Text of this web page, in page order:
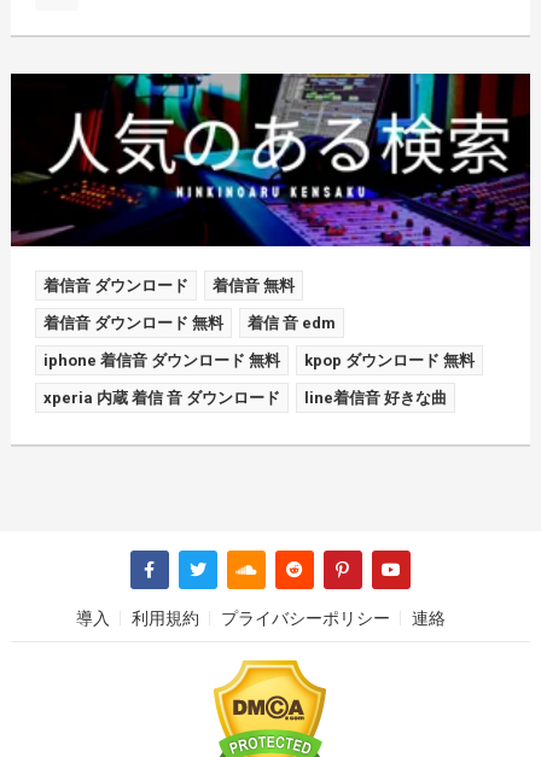
着信音 ダウンロード 着信音 無料
着信音 ダウンロード 無料 着信 音 edm
iphone 着信音 ダウンロード 無料 kpop ダウンロード 無料
xperia 内蔵 着信 音 ダウンロード line着信音 好きな曲
導入 利用規約 プライバシーポリシー 連絡